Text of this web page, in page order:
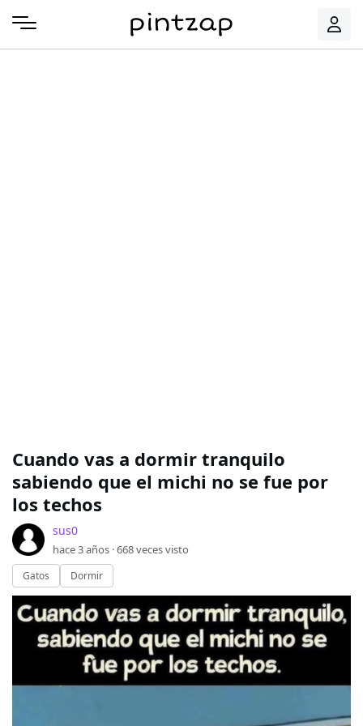
Cuando vas a dormir tranquilo
sabiendo que el michi no se fue por
los techos
sus0
hace 3 años ·668veces visto
Gatos Dormir